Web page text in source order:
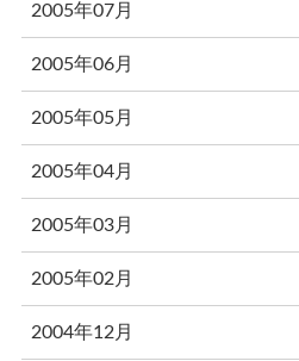
2005年07月
2005年06月
2005年05月
2005年04月
2005年03月
2005年02月
2004年12月